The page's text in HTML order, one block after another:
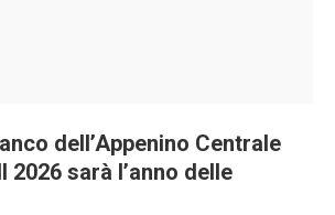
dell’Appenino Centrale
2026 sarà l’anno delle